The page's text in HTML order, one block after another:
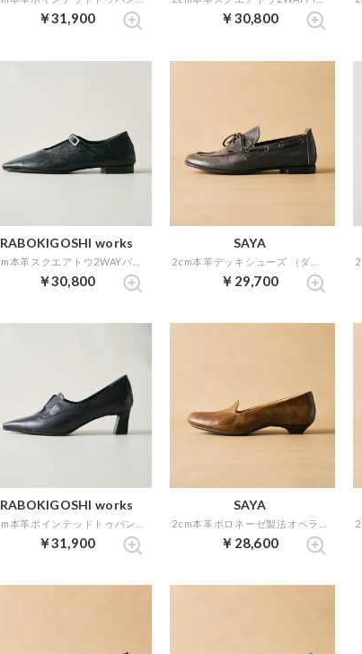
￥31,900 ￥30,800
RABOKIGOSHI works
￥30,800
SAYA
￥29,700
RABOKIGOSHI works
￥31,900
SAYA
￥28,600